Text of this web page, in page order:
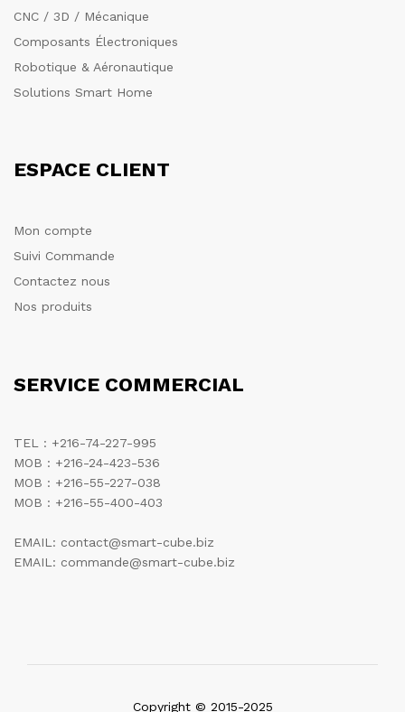
CNC / 3D / Mécanique
Composants Électroniques
Robotique & Aéronautique
Solutions Smart Home
ESPACE CLIENT
Mon compte
Suivi Commande
Contactez nous
Nos produits
SERVICE COMMERCIAL
TEL : +216-74-227-995
MOB : +216-24-423-536
MOB : +216-55-227-038
MOB : +216-55-400-403
EMAIL: contact@smart-cube.biz
EMAIL: commande@smart-cube.biz
Copyright © 2015-2025